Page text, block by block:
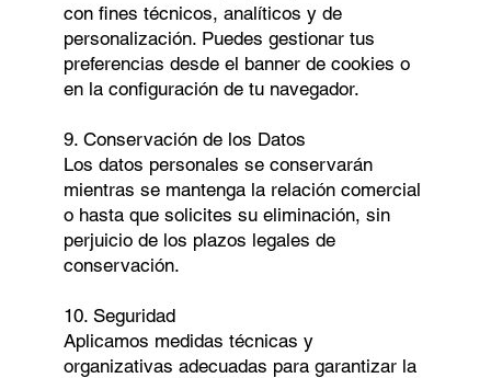
con fines técnicos, analíticos y de
personalización. Puedes gestionar tus
preferencias desde el banner de cookies o
en la configuración de tu navegador.
9. Conservación de los Datos
Los datos personales se conservarán
mientras se mantenga la relación comercial
o hasta que solicites su eliminación, sin
perjuicio de los plazos legales de
conservación.
10. Seguridad
Aplicamos medidas técnicas y
organizativas adecuadas para garantizar la